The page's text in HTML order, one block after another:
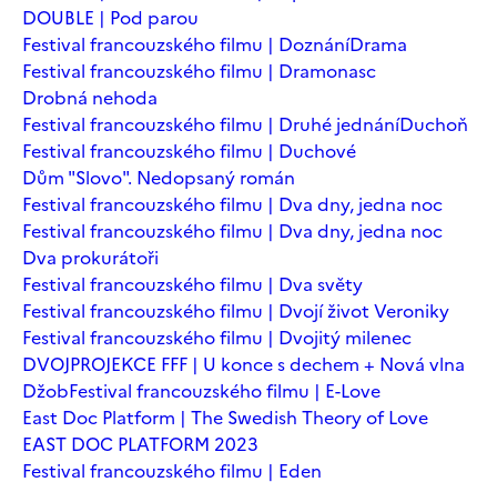
DOUBLE | Pod parou
Festival francouzského filmu | DoznáníDrama
Festival francouzského filmu | Dramonasc
Drobná nehoda
Festival francouzského filmu | Druhé jednáníDuchoň
Festival francouzského filmu | Duchové
Dům "Slovo". Nedopsaný román
Festival francouzského filmu | Dva dny, jedna noc
Festival francouzského filmu | Dva dny, jedna noc
Dva prokurátoři
Festival francouzského filmu | Dva světy
Festival francouzského filmu | Dvojí život Veroniky
Festival francouzského filmu | Dvojitý milenec
DVOJPROJEKCE FFF | U konce s dechem + Nová vlna
DžobFestival francouzského filmu | E-Love
East Doc Platform | The Swedish Theory of Love
EAST DOC PLATFORM 2023
Festival francouzského filmu | Eden